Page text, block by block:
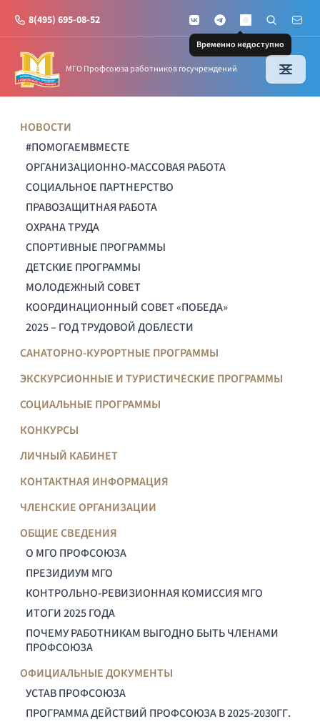
8(495) 695-08-52 VKontakteTelegramMAX
Временно недоступно
Поиск по
Почта
МГО Профсоюза работников госучреждений
НОВОСТИ
#ПОМОГАЕМВМЕСТЕ
ОРГАНИЗАЦИОННО-МАССОВАЯ РАБОТА
СОЦИАЛЬНОЕ ПАРТНЕРСТВО
ПРАВОЗАЩИТНАЯ РАБОТА
ОХРАНА ТРУДА
СПОРТИВНЫЕ ПРОГРАММЫ
ДЕТСКИЕ ПРОГРАММЫ
МОЛОДЕЖНЫЙ СОВЕТ
КООРДИНАЦИОННЫЙ СОВЕТ «ПОБЕДА»
2025 – ГОД ТРУДОВОЙ ДОБЛЕСТИ
САНАТОРНО-КУРОРТНЫЕ ПРОГРАММЫ
ЭКСКУРСИОННЫЕ И ТУРИСТИЧЕСКИЕ ПРОГРАММЫ
СОЦИАЛЬНЫЕ ПРОГРАММЫ
КОНКУРСЫ
ЛИЧНЫЙ КАБИНЕТ
КОНТАКТНАЯ ИНФОРМАЦИЯ
ЧЛЕНСКИЕ ОРГАНИЗАЦИИ
ОБЩИЕ СВЕДЕНИЯ
О МГО ПРОФСОЮЗА
ПРЕЗИДИУМ МГО
КОНТРОЛЬНО-РЕВИЗИОННАЯ КОМИССИЯ МГО
ИТОГИ 2025 ГОДА
ПОЧЕМУ РАБОТНИКАМ ВЫГОДНО БЫТЬ ЧЛЕНАМИ
ПРОФСОЮЗА
ОФИЦИАЛЬНЫЕ ДОКУМЕНТЫ
УСТАВ ПРОФСОЮЗА
ПРОГРАММА ДЕЙСТВИЙ ПРОФСОЮЗА В 2025-2030ГГ.